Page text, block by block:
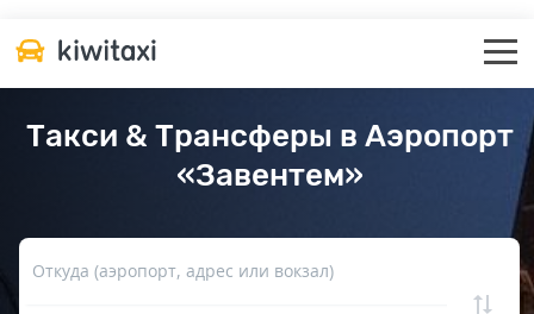
Такси & Трансферы в Аэропорт
«Завентем»
Откуда (аэропорт, адрес или вокзал)